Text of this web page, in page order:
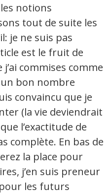
notions
tout de suite les
je ne suis pas
est le fruit de
commises comme
bon nombre
convaincu que je
(la vie deviendrait
l’exactitude de
complète. En bas de
la place pour
j’en suis preneur
les futurs